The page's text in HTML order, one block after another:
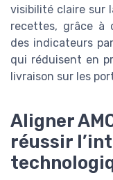
visibilité claire sur
recettes, grâce à
des indicateurs
qui réduisent en
livraison sur les
Aligner
réussir